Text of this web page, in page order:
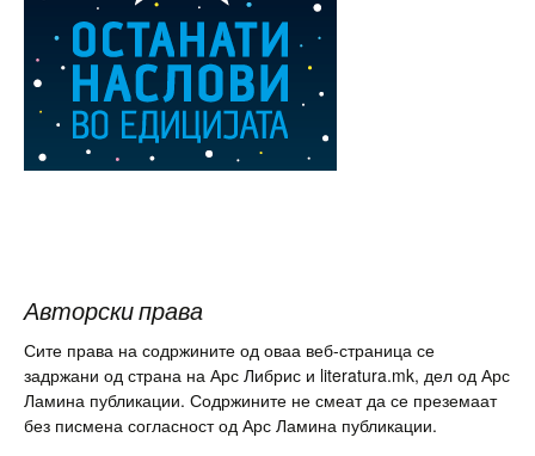
Авторски права
Сите права на содржините од оваа веб-страница се
задржани од страна на Арс Либрис и literatura.mk, дел од Арс
Ламина публикации. Содржините не смеат да се преземаат
без писмена согласност од Арс Ламина публикации.